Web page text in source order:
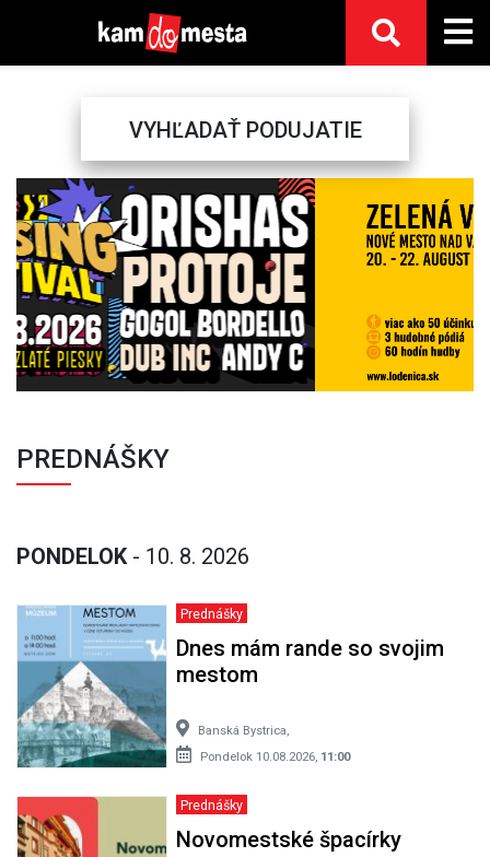
VYHĽADAŤ PODUJATIE
Previous
PREDNÁŠKY
PONDELOK - 10. 8. 2026
Prednášky
Dnes mám rande so svojim
mestom
Banská Bystrica,
Pondelok 10.08.2026, 11:00
Prednášky
Novomestské špacírky